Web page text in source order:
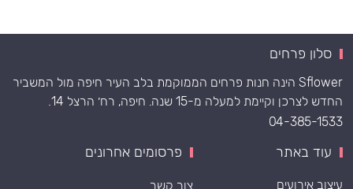
סלון פרחים
Sflower הינה חנות פרחים הממוקמת בלב העיר חיפה מול המשביר
החדש לצרכן וקיימת למעלה מ-15 שנה. חיפה, רח׳ הרצל 14.
04-385-1533
עוד באתר
עיצוב אירועים
פרסומים אחרונים
צור קשר